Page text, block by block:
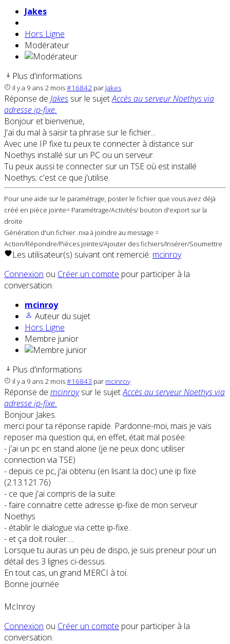
Jakes
Hors Ligne
Modérateur
Plus d'informations
il y a 9 ans 2 mois#16842 par Jakes
Réponse de Jakes sur le sujetAccès au serveur Noethys via
adresse ip-fixe.
Bonjour et bienvenue,
J'ai du mal à saisir ta phrase sur le fichier...
Avec une IP fixe tu peux te connecter à distance sur
Noethys installé sur un PC ou un serveur.
Tu peux aussi te connecter sur un TSE où est installé
Noethys; c'est ce que j'utilise.
Pour une aide sur le paramétrage, poster le fichier que vous avez déjà
créé en pièce jointe= Paramétrage/Activités/ bouton d'export sur la
droite
Génération d'un fichier .nxa à joindre au message =
Action/Répondre/Pièces jointes/Ajouter des fichiers/Insérer/Soumettre
Les utilisateur(s) suivant ont remercié: mcinroy
Connexion ou Créer un compte pour participer à la
conversation.
mcinroy
Auteur du sujet
Hors Ligne
Membre junior
Plus d'informations
il y a 9 ans 2 mois#16843 par mcinroy
Réponse de mcinroysur le sujetAccès au serveur Noethys via
adresse ip-fixe.
Bonjour Jakes.
merci pour ta réponse rapide. Pardonne-moi, mais je vais
reposer ma question qui, en effet, était mal posée:
- j'ai un pc en stand alone (je ne peux donc utiliser
connection via TSE)
- depuis ce pc, j'ai obtenu (en lisant la doc) une ip fixe
(2.13.121.76)
- ce que j'ai compris de la suite:
- faire connaitre cette adresse ip-fixe de mon serveur
Noethys
- établir le dialogue via cette ip-fixe..
- et ça doit rouler.....
Lorsque tu auras un peu de dispo, je suis preneur pour un
détail des 3 lignes ci-dessus.
En tout cas, un grand MERCI à toi.
Bonne journée
McInroy
Connexion ou Créer un compte pour participer à la
conversation.